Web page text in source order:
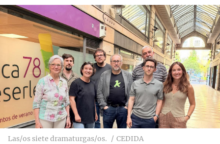
Las/os siete dramaturgas/os. CEDIDA